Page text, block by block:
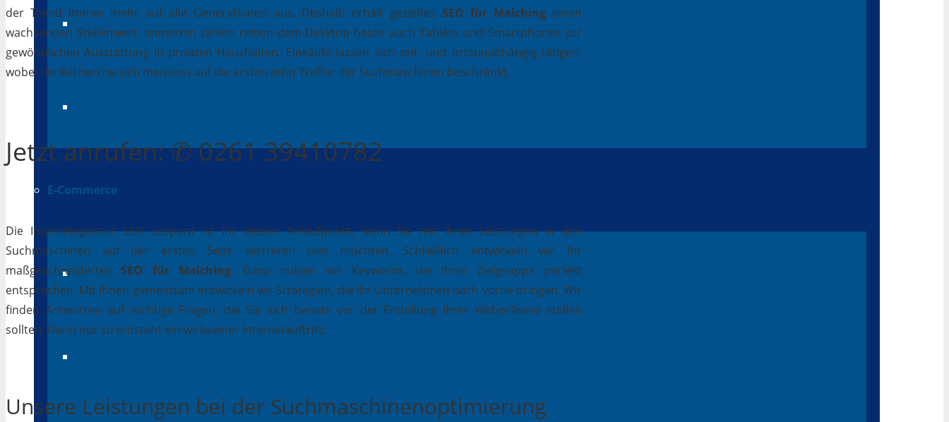
E-Commerce
Online Shops
der Trend immer mehr auf alle Generationen aus. Deshalb erhält gezieltesSEO für Malching einen
wachsenden Stellenwert. Immerhin zählen neben dem Desktop heute auch Tablets und Smartphones zur
gewöhnlichen Ausstattung in privaten Haushalten. Einkäufe lassen sich zeit- und ortsunabhängig tätigen,
wobei die Recherche sich meistens auf die ersten zehn Treffer der Suchmaschinen beschränkt.
Jetztanrufen: ✆ 0261 39410782
Die Internetagentur SEO Leopard ist Ihr idealer Anlaufpunkt, wenn Sie mit Ihren Leistungen in den
Suchmaschinen auf der ersten Seite vertreten sein möchten. Schließlich entwickeln wir Ihr
maßgeschneidertesSEO für Malching. Dazu nutzen wir Keywords, die Ihrer Zielgruppe perfekt
entsprechen. Mit Ihnen gemeinsam entwickeln wir Strategien, die Ihr Unternehmen nach vorne bringen. Wir
finden Antworten auf wichtige Fragen, die Sie sich bereits vor der Erstellung Ihrer Webpräsenz stellen
sollten. Denn nur so entsteht ein wirksamer Internetauftritt.
Unsere Leistungen bei der Suchmaschinenoptimierung